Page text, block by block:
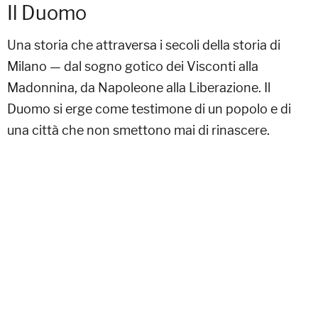
Il Duomo
Una storia che attraversa i secoli della storia di
Milano — dal sogno gotico dei Visconti alla
Madonnina, da Napoleone alla Liberazione. Il
Duomo si erge come testimone di un popolo e di
una città che non smettono mai di rinascere.